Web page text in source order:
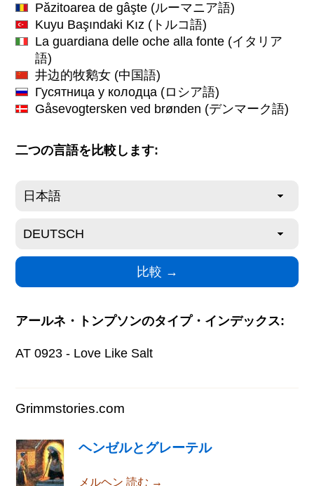
Păzitoarea de gâşte (ルーマニア語)
Kuyu Başındaki Kız (トルコ語)
La guardiana delle oche alla fonte (イタリア
語)
井边的牧鹅女 (中国語)
Гусятница у колодца (ロシア語)
Gåsevogtersken ved brønden (デンマーク語)
二つの言語を比較します:
アールネ・トンプソンのタイプ・インデックス:
AT 0923 - Love Like Salt
Grimmstories.com
ヘンゼルとグレーテル
メルヘン 読む →